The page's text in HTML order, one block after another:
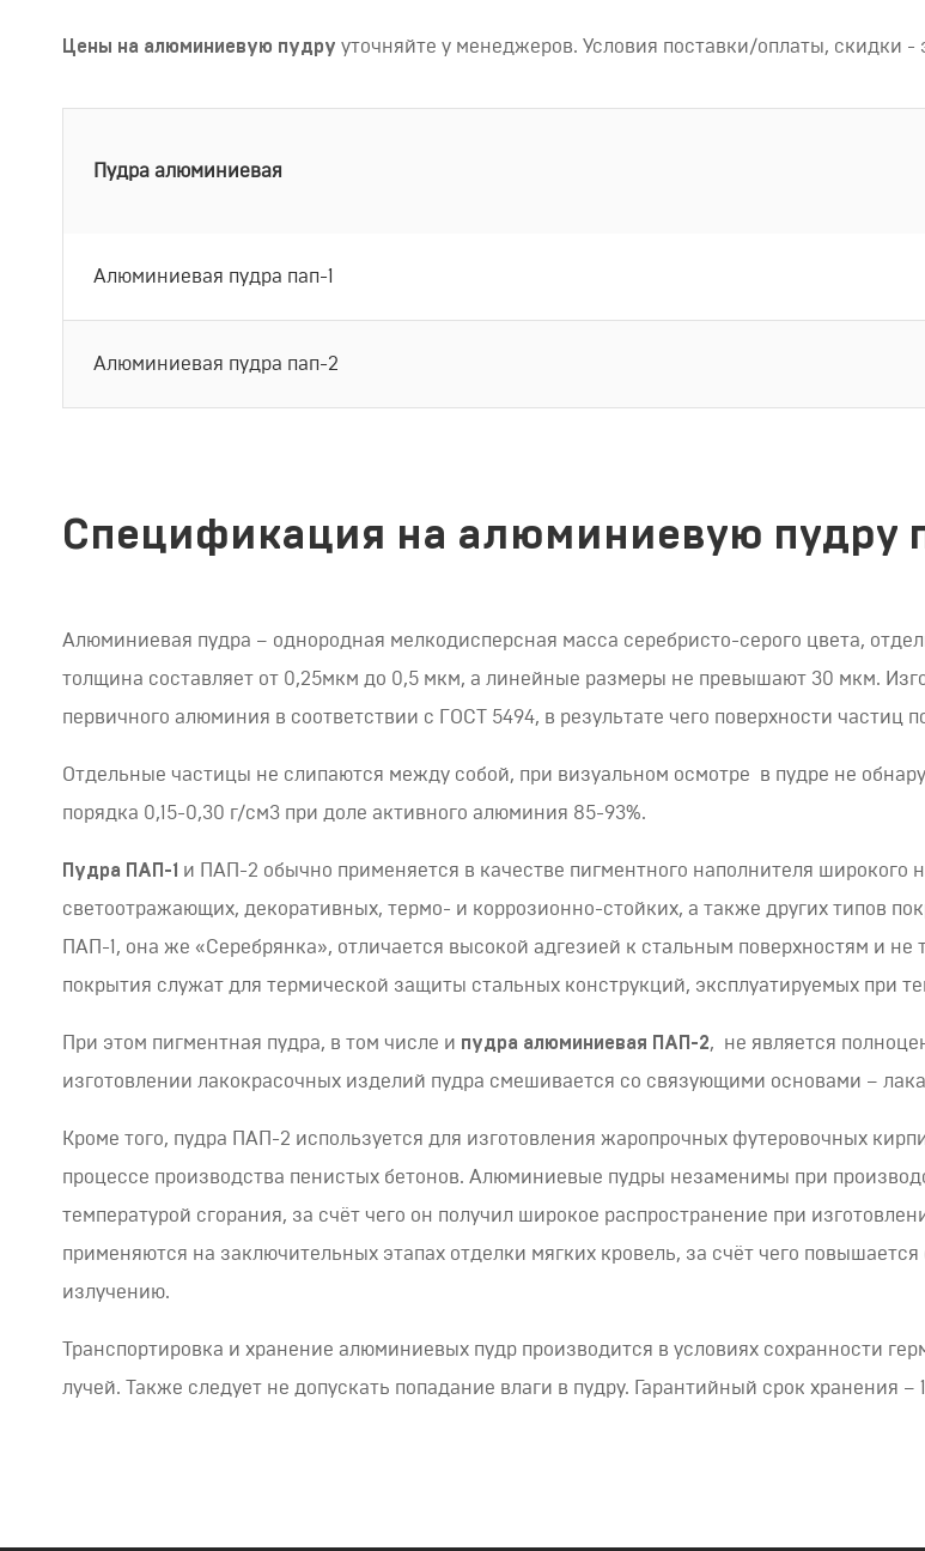
Цены на алюминиевую пудру уточняйте у менеджеров. Условия поставки/оплаты, скидки -
Пудра алюминиевая
Алюминиевая пудра пап-1
Алюминиевая пудра пап-2
Спецификация на алюминиевую пудру
Алюминиевая пудра – однородная мелкодисперсная масса серебристо-серого цвета,
толщина составляет от 0,25мкм до 0,5 мкм, а линейные размеры не превышают 30 мкм.
первичного алюминия в соответствии с ГОСТ 5494, в результате чего поверхности
Отдельные частицы не слипаются между собой, при визуальном осмотре в пудре не
порядка 0,15-0,30 г/см3 при доле активного алюминия 85-93%.
Пудра ПАП-1 и ПАП-2 обычно применяется в качестве пигментного наполнителя широкого
светоотражающих, декоративных, термо- и коррозионно-стойких, а также других типов
ПАП-1, она же «Серебрянка», отличается высокой адгезией к стальным поверхностям и
покрытия служат для термической защиты стальных конструкций, эксплуатируемых при
При этом пигментная пудра, в том числе и пудра алюминиевая ПАП-2, не является
изготовлении лакокрасочных изделий пудра смешивается со связующими основами –
Кроме того, пудра ПАП-2 используется для изготовления жаропрочных футеровочных
процессе производства пенистых бетонов. Алюминиевые пудры незаменимы при
температурой сгорания, за счёт чего он получил широкое распространение при
применяются на заключительных этапах отделки мягких кровель, за счёт чего
излучению.
Транспортировка и хранение алюминиевых пудр производится в условиях сохранности
лучей. Также следует не допускать попадание влаги в пудру. Гарантийный срок хранения –